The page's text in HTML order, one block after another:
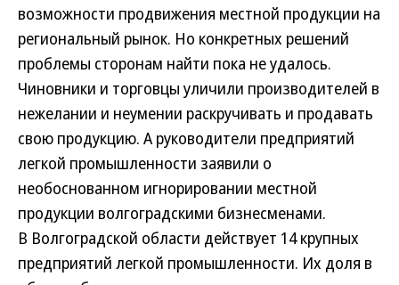
возможности продвижения местной продукции на
региональный рынок. Но конкретных решений
проблемы сторонам найти пока не удалось.
Чиновники и торговцы уличили производителей в
нежелании и неумении раскручивать и продавать
свою продукцию. А руководители предприятий
легкой промышленности заявили о
необоснованном игнорировании местной
продукции волгоградскими бизнесменами.
В Волгоградской области действует 14 крупных
предприятий легкой промышленности. Их доля в